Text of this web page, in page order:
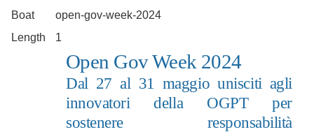
Boat
open-gov-week-2024
Length
1
Open Gov Week 2024
Dal 27 al 31 maggio unisciti agli
innovatori della OGPT per
sostenere responsabilità